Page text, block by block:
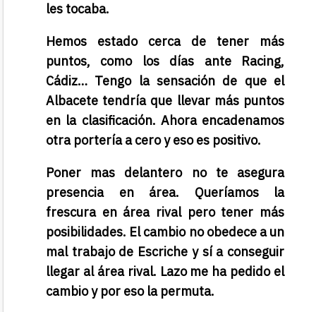
les tocaba.
Hemos estado cerca de tener más
puntos, como los días ante Racing,
Cádiz… Tengo la sensación de que el
Albacete tendría que llevar más puntos
en la clasificación. Ahora encadenamos
otra portería a cero y eso es positivo.
Poner mas delantero no te asegura
presencia en área. Queríamos la
frescura en área rival pero tener más
posibilidades. El cambio no obedece a un
mal trabajo de Escriche y sí a conseguir
llegar al área rival. Lazo me ha pedido el
cambio y por eso la permuta.